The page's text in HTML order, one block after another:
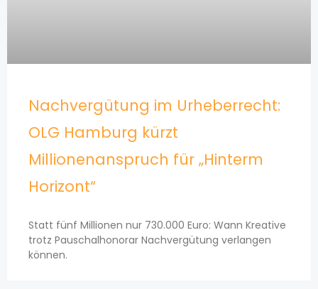
Nachvergütung im Urheberrecht:
OLG Hamburg kürzt
Millionenanspruch für „Hinterm
Horizont“
Statt fünf Millionen nur 730.000 Euro: Wann Kreative
trotz Pauschalhonorar Nachvergütung verlangen
können.